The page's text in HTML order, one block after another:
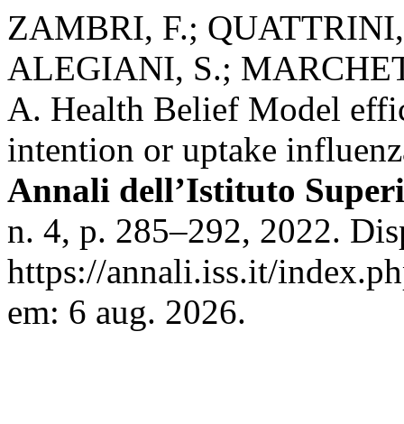
ZAMBRI, F.;
ALEGIANI, S.;
A. Health Belief Model
intention or uptake
Annali dell’Istituto
n. 4, p. 285–292, 2022.
https://annali.iss.it/
em: 6 aug. 2026.